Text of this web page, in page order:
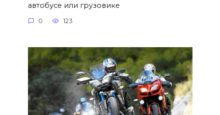
автобусе или грузовике
0 123